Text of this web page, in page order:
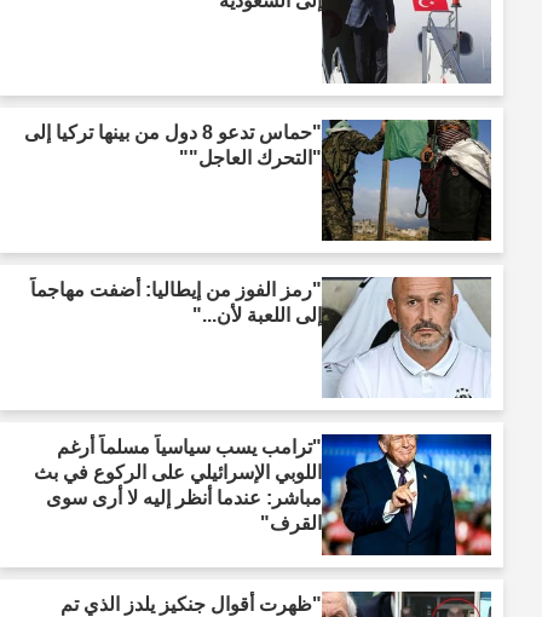
"حماس تدعو 8 دول من بينها تركيا إلى
"التحرك العاجل""
"رمز الفوز من إيطاليا: أضفت مهاجماً
إلى اللعبة لأن..."
"ترامب يسب سياسياً مسلماً أرغم
اللوبي الإسرائيلي على الركوع في بث
مباشر: عندما أنظر إليه لا أرى سوى
القرف"
"ظهرت أقوال جنكيز يلدز الذي تم